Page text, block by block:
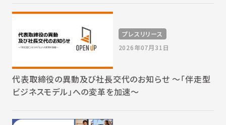
プレスリリース
2026年07月31日
代表取締役の異動及び社長交代のお知らせ 〜「伴走型
ビジネスモデル」への変革を加速〜